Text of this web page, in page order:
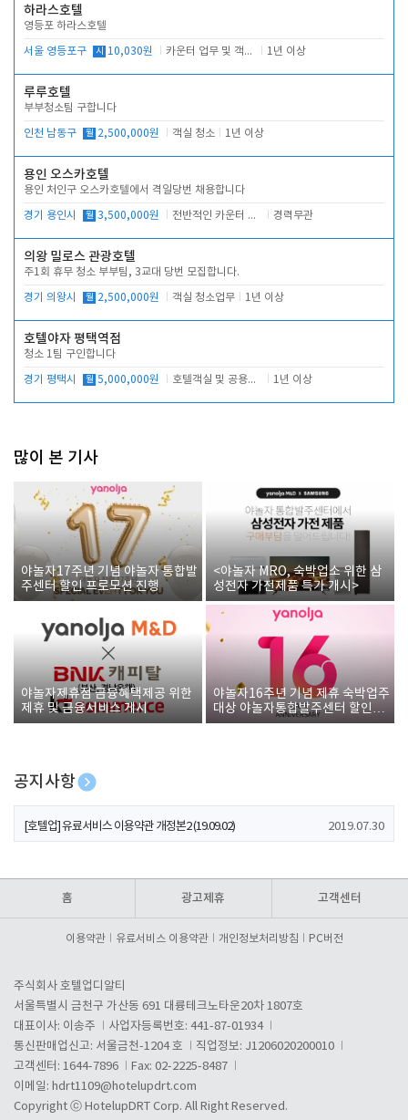
하라스호텔
영등포 하라스호텔
서울 영등포구 시 10,030원 카운터 업무 및 객실관리(청소상태 확인, 객실판매) 1년 이상
루루호텔
부부청소팀 구합니다
인천 남동구 월 2,500,000원 객실 청소 1년 이상
용인 오스카호텔
용인 처인구 오스카호텔에서 격일당번 채용합니다
경기 용인시 월 3,500,000원 전반적인 카운터 업무 경력무관
의왕 밀로스 관광호텔
주1회 휴무 청소 부부팀, 3교대 당번 모집합니다.
경기 의왕시 월 2,500,000원 객실 청소업무 1년 이상
호텔야자 평택역점
청소 1팀 구인합니다
경기 평택시 월 5,000,000원 호텔객실 및 공용시설 청소 관리 1년 이상
많이 본 기사
야놀자17주년 기념 야놀자 통합발
주센터 할인 프로모션 진행
<야놀자 MRO, 숙박업소 위한 삼
성전자 가전제품 특가 개시>
야놀자제휴점 금융혜택제공 위한
제휴 및 금융서비스 게시
야놀자16주년 기념 제휴 숙박업주
대상 야놀자통합발주센터 할인쿠
폰 증정
공지사항
[호텔업] 개인정보 처리방침 개정본1 (19.09.02)
[호텔업] 유료서비스 이용약관 개정본2 (19.09.02) 2019.07.30
홈 광고제휴 고객센터
이용약관 유료서비스 이용약관 개인정보처리방침 PC버전
주식회사 호텔업디알티
서울특별시 금천구 가산동 691 대륭테크노타운20차 1807호
대표이사: 이송주
사업자등록번호: 441-87-01934
통신판매업신고: 서울금천-1204 호
직업정보: J1206020200010
고객센터: 1644-7896
Fax: 02-2225-8487
이메일: hdrt1109@hotelupdrt.com
Copyright ⓒ HotelupDRT Corp. All Right Reserved.